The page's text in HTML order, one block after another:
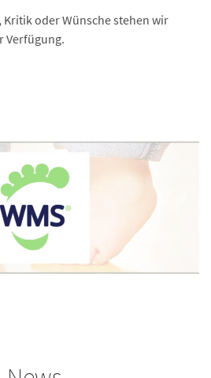
Kritik oder Wünsche stehen wir
Verfügung.